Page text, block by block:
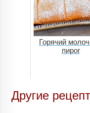
Горячий
пирог
Другие